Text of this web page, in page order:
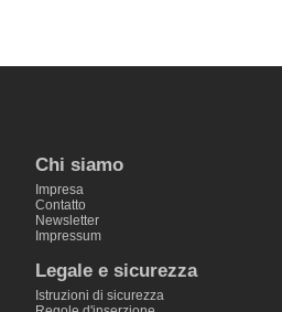
Chi siamo
Impresa
Contatto
Newsletter
Impressum
Legale e sicurezza
Istruzioni di sicurezza